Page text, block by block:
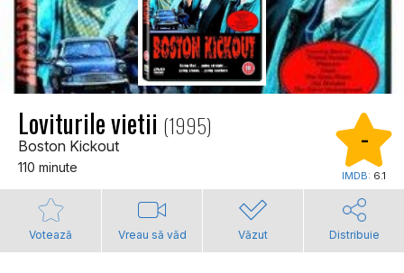
Loviturile vietii (1995)
Boston Kickout
110 minute
-
IMDB: 6.1
Votează Vreau să văd Văzut Distribuie